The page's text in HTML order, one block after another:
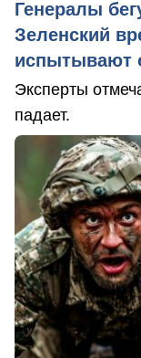
Генералы
Зеленский
испытывают
Эксперты
падает.